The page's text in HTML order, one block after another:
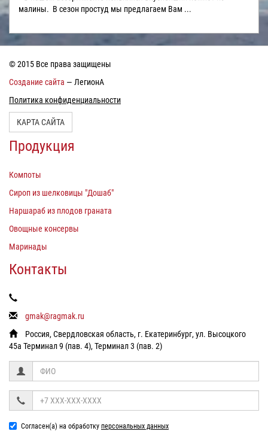
малины. В сезон простуд мы предлагаем Вам ...
© 2015 Все права защищены
Создание сайта — ЛегионА
Политика конфиденциальности
КАРТА САЙТА
Продукция
Компоты
Сироп из шелковицы "Дошаб"
Наршараб из плодов граната
Овощные консервы
Маринады
Контакты
gmak@ragmak.ru
Россия, Свердловская область, г. Екатеринбург, ул. Высоцкого
45а Терминал 9 (пав. 4), Терминал 3 (пав. 2)
Согласен(а) на обработку персональных данных